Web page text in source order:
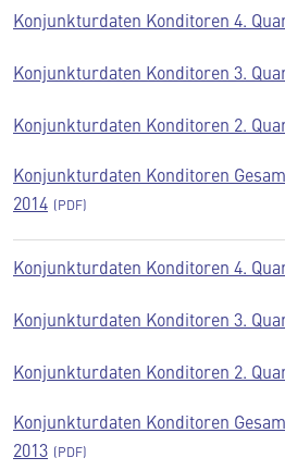
Konjunkturdaten Konditoren 4.
Konjunkturdaten Konditoren 3.
Konjunkturdaten Konditoren 2.
Konjunkturdaten Konditoren
2014
Konjunkturdaten Konditoren 4.
Konjunkturdaten Konditoren 3.
Konjunkturdaten Konditoren 2.
Konjunkturdaten Konditoren
2013